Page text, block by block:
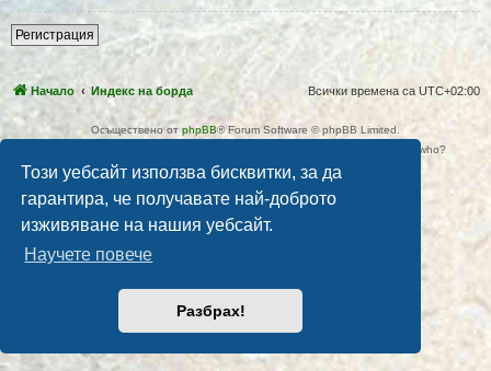
Този уебсайт използва бисквитки, за да
гарантира, че получавате най-доброто
изживяване на нашия уебсайт.
Научете повече
Разбрах!
Регистрация
Начало Индекс на борда Всички времена са UTC+02:00
Осъществено от phpBB® Forum Software © phpBB Limited.
Automatic. Do you want to go over there? It`s late. What do you mean by who?
Поверителност|Условия